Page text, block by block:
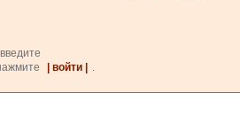
| войти |
.